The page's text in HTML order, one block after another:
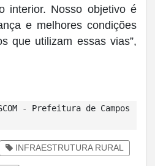
interior. Nosso objetivo é
e melhores condições
que utilizam essas vias”,
- Prefeitura de Campos
INFRAESTRUTURA RURAL